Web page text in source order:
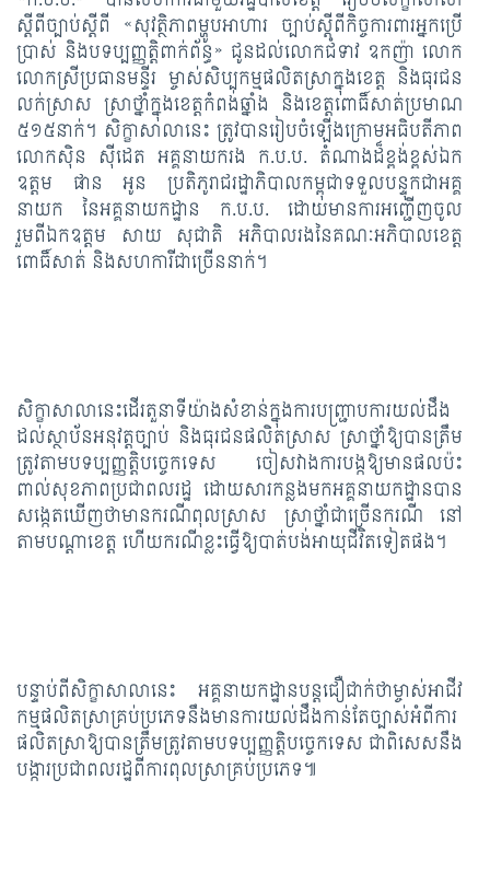
ស្ដីពីច្បាប់ស្ដីពី «សុវត្ថិភាពម្ហូបអាហារ ច្បាប់ស្ដីពីកិច្ចការពារអ្នកប្រើ
ប្រាស់ និងបទប្បញ្ញត្តិពាក់ព័ន្ធ» ជូនដល់លោកជំទាវ ឧកញ៉ា លោក
លោកស្រីប្រធានមន្ទីរ ម្ចាស់សិប្បកម្មផលិតស្រាក្នុងខេត្ត និងធុរជន
លក់ស្រាស ស្រាថ្នាំក្នុងខេត្តកំពង់ឆ្នាំង និងខេត្តពោធិ៍សាត់ប្រមាណ
៥១៥នាក់។ សិក្ខាសាលានេះ ត្រូវបានរៀបចំឡើងក្រោមអធិបតីភាព
លោកស៊ិន ស៊ីដេត អគ្គនាយករង ក.ប.ប. តំណាងដ៏ខ្ពង់ខ្ពស់ឯក
ឧត្តម ផាន អូន ប្រតិភូរាជរដ្ឋាភិបាលកម្ពុជាទទួលបន្ទុកជាអគ្គ
នាយក នៃអគ្គនាយកដ្ឋាន ក.ប.ប. ដោយមានការអញ្ជើញចូល
រួមពីឯកឧត្តម សាយ សុជាតិ អភិបាលរងនៃគណៈអភិបាលខេត្ត
ពោធិ៍សាត់ និងសហការីជាច្រើននាក់។
សិក្ខាសាលានេះដើរតួនាទីយ៉ាងសំខាន់ក្នុងការបញ្ជ្រាបការយល់ដឹង
ដល់ស្ថាប័នអនុវត្តច្បាប់ និងធុរជនផលិតស្រាស ស្រាថ្នាំឱ្យបានត្រឹម
ត្រូវតាមបទប្បញ្ញត្តិបច្ចេកទេស ចៀសវាងការបង្កឱ្យមានផលប៉ះ
ពាល់សុខភាពប្រជាពលរដ្ឋ ដោយសារកន្លងមកអគ្គនាយកដ្ឋានបាន
សង្កេតឃើញថាមានករណីពុលស្រាស ស្រាថ្នាំជាច្រើនករណី នៅ
តាមបណ្ដាខេត្ត ហើយករណីខ្លះធ្វើឱ្យបាត់បង់អាយុជីវិតទៀតផង។
បន្ទាប់ពីសិក្ខាសាលានេះ អគ្គនាយកដ្ឋានបន្តជឿជាក់ថាម្ចាស់អាជីវ
កម្មផលិតស្រាគ្រប់ប្រភេទនឹងមានការយល់ដឹងកាន់តែច្បាស់អំពីការ
ផលិតស្រាឱ្យបានត្រឹមត្រូវតាមបទប្បញ្ញត្តិបច្ចេកទេស ជាពិសេសនឹង
បង្ការប្រជាពលរដ្ឋពីការពុលស្រាគ្រប់ប្រភេទ៕